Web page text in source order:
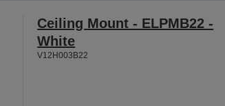
Ceiling Mount - ELPMB22 -
White
V12H003B22